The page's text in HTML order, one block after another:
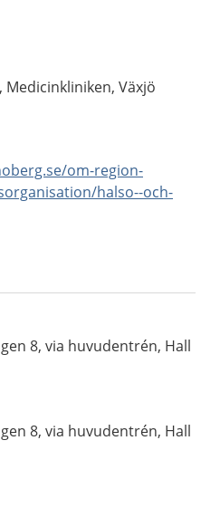
Växjö
om-region-
halso--och-
8, via huvudentrén, Hall
8, via huvudentrén, Hall